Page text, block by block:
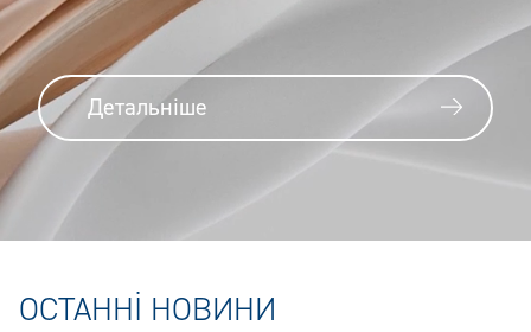
Детальніше
ОСТАННІ НОВИНИ